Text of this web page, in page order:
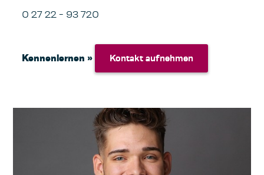
0 27 22 - 93 720
Kennenlernen » Kontakt aufnehmen
Kontakt aufnehmen